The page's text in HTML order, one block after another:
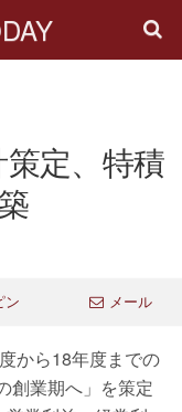
定、特積
ン メール
から18年度までの
創業期へ」を策定